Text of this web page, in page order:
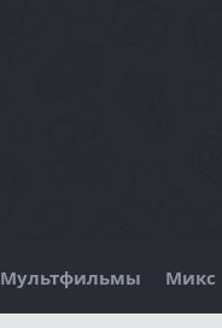
Мультфильмы Микс